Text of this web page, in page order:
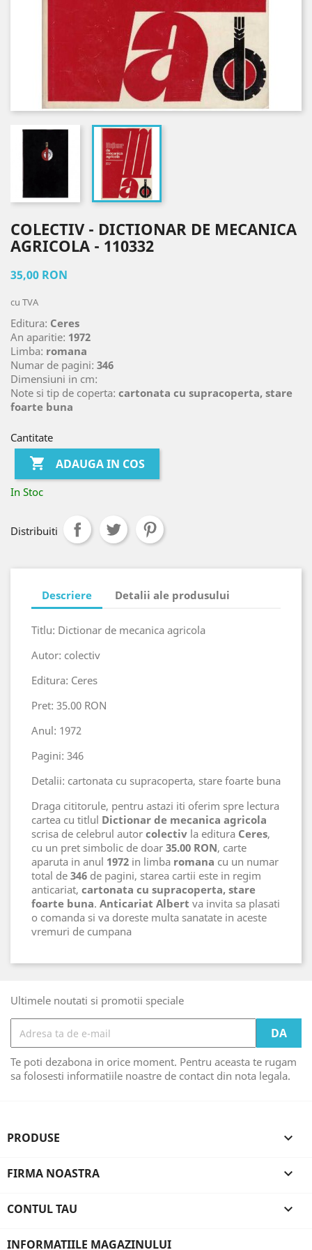
COLECTIV - DICTIONAR DE MECANICA
AGRICOLA - 110332
35,00 RON
cu TVA
Editura: Ceres
An aparitie: 1972
Limba: romana
Numar de pagini: 346
Dimensiuni in cm:
Note si tip de coperta: cartonata cu supracoperta, stare
foarte buna
Cantitate
 ADAUGA IN COS
In Stoc
Distribuiti
Descriere Detalii ale produsului
Titlu: Dictionar de mecanica agricola
Autor: colectiv
Editura: Ceres
Pret: 35.00 RON
Anul: 1972
Pagini: 346
Detalii: cartonata cu supracoperta, stare foarte buna
Draga cititorule, pentru astazi iti oferim spre lectura
cartea cu titlul Dictionar de mecanica agricola
scrisa de celebrul autor colectiv la editura Ceres,
cu un pret simbolic de doar 35.00 RON, carte
aparuta in anul 1972 in limba romana cu un numar
total de 346 de pagini, starea cartii este in regim
anticariat, cartonata cu supracoperta, stare
foarte buna. Anticariat Albert va invita sa plasati
o comanda si va doreste multa sanatate in aceste
vremuri de cumpana
Ultimele noutati si promotii speciale
Te poti dezabona in orice moment. Pentru aceasta te rugam
sa folosesti informatiile noastre de contact din nota legala.
PRODUSE 
FIRMA NOASTRA 
CONTUL TAU 
INFORMATIILE MAGAZINULUI